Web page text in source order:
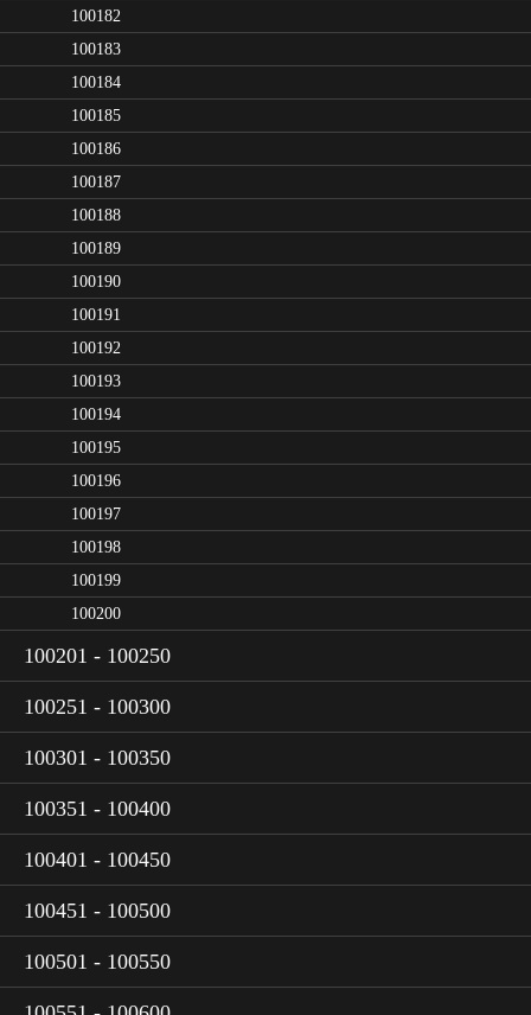
100182
100183
100184
100185
100186
100187
100188
100189
100190
100191
100192
100193
100194
100195
100196
100197
100198
100199
100200
100201 - 100250
100251 - 100300
100301 - 100350
100351 - 100400
100401 - 100450
100451 - 100500
100501 - 100550